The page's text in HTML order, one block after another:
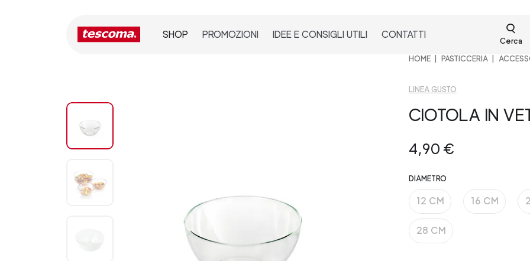
SHOP PROMOZIONI IDEE E CONSIGLI UTILI CONTATTI
Cerca
HOME PASTICCERIA
LINEA GUSTO
CIOTOLA IN
4,90 €
DIAMETRO
12 CM 16 CM
28 CM